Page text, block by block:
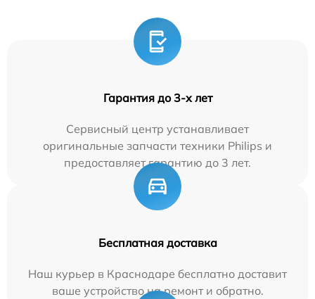
Гарантия до 3-х лет
Сервисный центр устанавливает
оригинальные запчасти техники Philips и
предоставляет гарантию до 3 лет.
Бесплатная доставка
Наш курьер в Краснодаре бесплатно доставит
ваше устройство на ремонт и обратно.